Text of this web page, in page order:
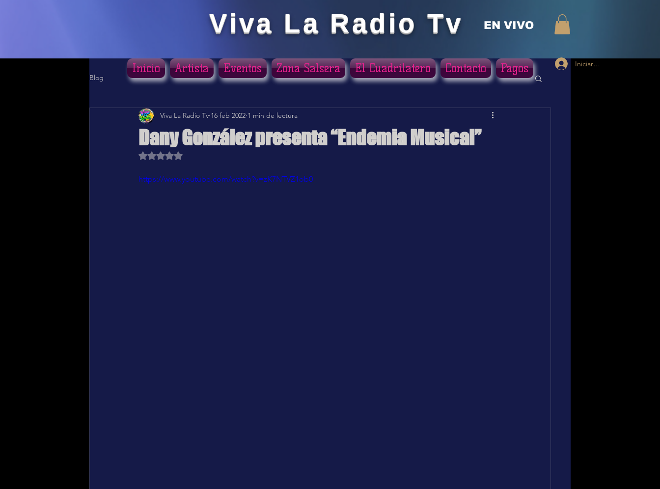
Viva La Radio Tv EN VIVO
Iniciar sesión
Blog
Dany González presenta “Endemia Musical”
Viva La Radio Tv 16 feb 2022 1 min de lectura
Obtuvo NaN de 5 estrellas.
https://www.youtube.com/watch?v=zK7NTVZ1ob0
Inicio Artista Eventos Zona Salsera El Cuadrilatero Contacto Pagos